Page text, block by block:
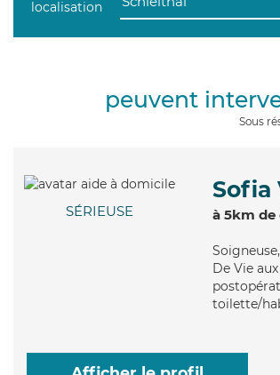
peuvent
Sous
SÉRIEUSE
Sofia
à 5km de
Soigneuse
De Vie
toilette/